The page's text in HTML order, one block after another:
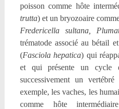
poisson comme hôte
trutta) et un bryozoaire
Fredericella sultana,
trématode associé au bétail
(Fasciola hepatica) qui
et qui présente un cycle
successivement un
exemple, les vaches, les
comme hôte